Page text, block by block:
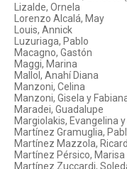
Lizalde, Ornela
Lorenzo Alcalá, May
Louis, Annick
Luzuriaga, Pablo
Macagno, Gastón
Maggi, Marina
Mallol, Anahí Diana
Manzoni, Celina
Manzoni, Gisela y
Maradei, Guadalupe
Margiolakis, Evangelina
Martínez Gramuglia,
Martínez Mazzola,
Martínez Pérsico, Marisa
Martínez Zuccardi,